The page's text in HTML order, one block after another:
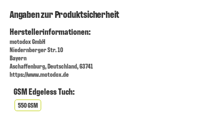
Angaben zur Produktsicherheit
Herstellerinformationen:
motodox GmbH
Niedernberger Str. 10
Bayern
Aschaffenburg, Deutschland, 63741
https://www.motodox.de
GSM Edgeless Tuch:
550 GSM